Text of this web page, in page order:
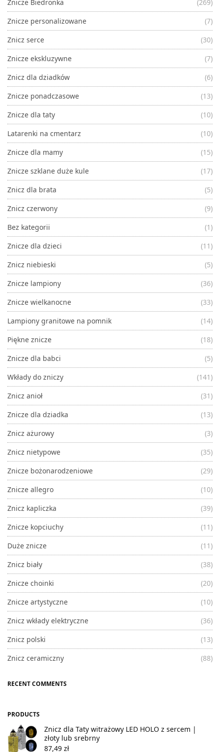
Znicze Biedronka
(269)
Znicze personalizowane
(7)
Znicz serce
(30)
Znicze ekskluzywne
(7)
Znicz dla dziadków
(6)
Znicze ponadczasowe
(13)
Znicze dla taty
(10)
Latarenki na cmentarz
(10)
Znicze dla mamy
(15)
Znicze szklane duże kule
(17)
Znicz dla brata
(5)
Znicz czerwony
(9)
Bez kategorii
(1)
Znicze dla dzieci
(11)
Znicz niebieski
(5)
Znicze lampiony
(36)
Znicze wielkanocne
(33)
Lampiony granitowe na pomnik
(14)
Piękne znicze
(18)
Znicze dla babci
(5)
Wkłady do zniczy
(141)
Znicz anioł
(31)
Znicze dla dziadka
(13)
Znicz ażurowy
(3)
Znicz nietypowe
(35)
Znicze bożonarodzeniowe
(29)
Znicze allegro
(10)
Znicz kapliczka
(39)
Znicze kopciuchy
(11)
Duże znicze
(11)
Znicz biały
(38)
Znicze choinki
(20)
Znicze artystyczne
(10)
Znicz wkłady elektryczne
(36)
Znicz polski
(13)
Znicz ceramiczny
(88)
RECENT COMMENTS
PRODUCTS
Znicz dla Taty witrażowy LED HOLO z sercem |
złoty lub srebrny
87,49 zł